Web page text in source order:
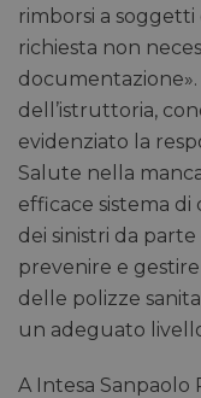
rimborsi a
richiesta non
dell’istruttoria,
evidenziato la
Salute nella
efficace sistema
dei sinistri da
prevenire e
delle polizze
un adeguato
A Intesa